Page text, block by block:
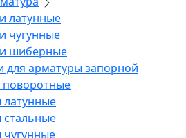
латунные
чугунные
шиберные
для арматуры запорной
поворотные